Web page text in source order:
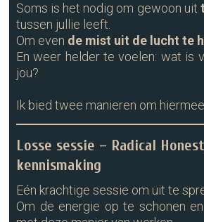
Soms is het nodig om gewoon uit
tussen jullie leeft.
Om even de mist uit de lucht te
En weer helder te voelen: wat is
jou?
Ik bied twee manieren om
Losse sessie – Radical
kennismaking
Eén krachtige sessie om uit te
Om de energie op te schonen